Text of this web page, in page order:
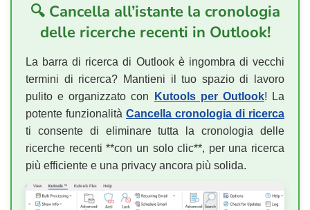
🔍 Cancella all’istante la cronologia
delle ricerche recenti in Outlook!
La barra di ricerca di Outlook è ingombra di vecchi
termini di ricerca? Mantieni il tuo spazio di lavoro
pulito e organizzato con
Kutools per Outlook! La
potente funzionalità Cancella cronologia di ricerca
ti consente di eliminare tutta la cronologia delle
ricerche recenti **con un solo clic**, per una ricerca
più efficiente e una privacy ancora più solida.